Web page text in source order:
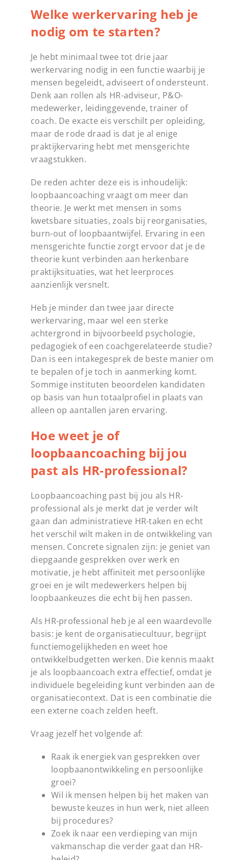
Welke werkervaring heb je
nodig om te starten?
Je hebt minimaal twee tot drie jaar
werkervaring nodig in een functie waarbij je
mensen begeleidt, adviseert of ondersteunt.
Denk aan rollen als HR-adviseur, P&O-
medewerker, leidinggevende, trainer of
coach. De exacte eis verschilt per opleiding,
maar de rode draad is dat je al enige
praktijkervaring hebt met mensgerichte
vraagstukken.
De reden achter deze eis is inhoudelijk:
loopbaancoaching vraagt om meer dan
theorie. Je werkt met mensen in soms
kwetsbare situaties, zoals bij reorganisaties,
burn-out of loopbaantwijfel. Ervaring in een
mensgerichte functie zorgt ervoor dat je de
theorie kunt verbinden aan herkenbare
praktijksituaties, wat het leerproces
aanzienlijk versnelt.
Heb je minder dan twee jaar directe
werkervaring, maar wel een sterke
achtergrond in bijvoorbeeld psychologie,
pedagogiek of een coachgerelateerde studie?
Dan is een intakegesprek de beste manier om
te bepalen of je toch in aanmerking komt.
Sommige instituten beoordelen kandidaten
op basis van hun totaalprofiel in plaats van
alleen op aantallen jaren ervaring.
Hoe weet je of
loopbaancoaching bij jou
past als HR-professional?
Loopbaancoaching past bij jou als HR-
professional als je merkt dat je verder wilt
gaan dan administratieve HR-taken en echt
het verschil wilt maken in de ontwikkeling van
mensen. Concrete signalen zijn: je geniet van
diepgaande gesprekken over werk en
motivatie, je hebt affiniteit met persoonlijke
groei en je wilt medewerkers helpen bij
loopbaankeuzes die echt bij hen passen.
Als HR-professional heb je al een waardevolle
basis: je kent de organisatiecultuur, begrijpt
functiemogelijkheden en weet hoe
ontwikkelbudgetten werken. Die kennis maakt
je als loopbaancoach extra effectief, omdat je
individuele begeleiding kunt verbinden aan de
organisatiecontext. Dat is een combinatie die
een externe coach zelden heeft.
Vraag jezelf het volgende af:
Raak ik energiek van gesprekken over
loopbaanontwikkeling en persoonlijke
groei?
Wil ik mensen helpen bij het maken van
bewuste keuzes in hun werk, niet alleen
bij procedures?
Zoek ik naar een verdieping van mijn
vakmanschap die verder gaat dan HR-